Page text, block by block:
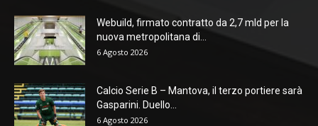
Webuild, firmato contratto da 2,7 mld per la
nuova metropolitana di...
6 Agosto 2026
Calcio Serie B – Mantova, il terzo portiere sarà
Gasparini. Duello...
6 Agosto 2026